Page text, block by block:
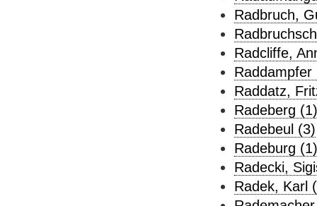
Radbruch,
Radcliffe,
Raddampfer
Raddatz,
Radeberg (1)
Radebeul (3)
Radeburg (1)
Radecki,
Radek, Karl